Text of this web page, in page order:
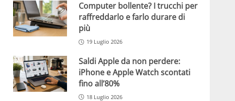
Computer bollente? I trucchi per
raffreddarlo e farlo durare di
più
19 Luglio 2026
Saldi Apple da non perdere:
iPhone e Apple Watch scontati
fino all’80%
18 Luglio 2026